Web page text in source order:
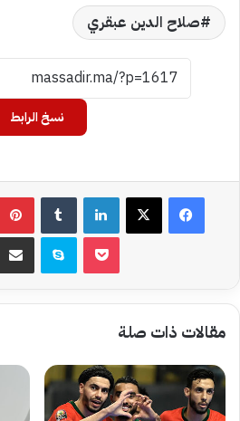
صلاح الدين عبقري
نسخ الرابط
فيسبوك‫X لينكدإن ‏Tumblr
‫Pocket سكايب
مقالات ذات صلة